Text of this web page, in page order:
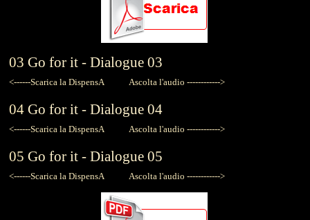
03 Go for it - Dialogue 03
<------Scarica la DispensAAscolta l'audio ------------>
04 Go for it - Dialogue 04
<------Scarica la DispensAAscolta l'audio ------------>
05 Go for it - Dialogue 05
<------Scarica la DispensAAscolta l'audio ------------>